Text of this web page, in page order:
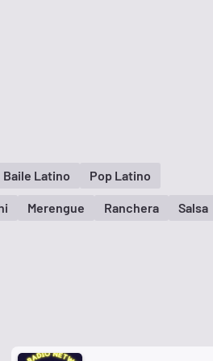
Baile Latino Pop Latino
Merengue Ranchera Salsa